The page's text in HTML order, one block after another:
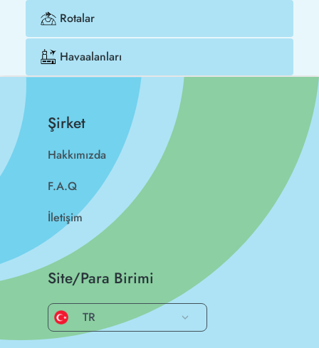
Rotalar
Havaalanları
Şirket
Hakkımızda
F.A.Q
İletişim
Site/Para Birimi
TR